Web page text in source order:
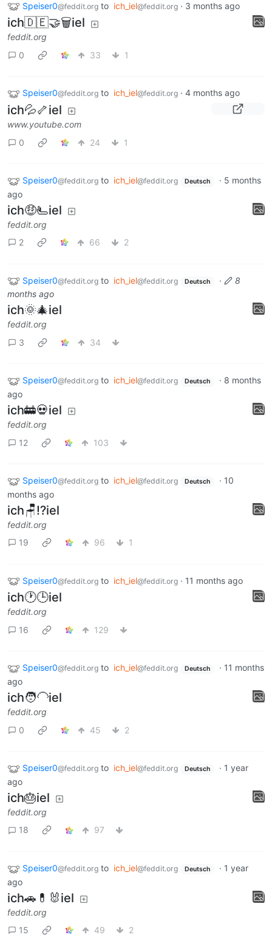
Speiser0@feddit.org to ich_iel@feddit.org · 3 months ago
ich🇩🇪🤝🗑️iel
feddit.org
0
33 1
Speiser0@feddit.org to ich_iel@feddit.org · 4 months ago
ich💦🦴iel
www.youtube.com
0
24 1
Speiser0@feddit.org to ich_iel@feddit.org Deutsch · 5 months
ago
ich🤑🫷iel
feddit.org
2
66 2
Speiser0@feddit.org to ich_iel@feddit.org Deutsch ·
8
months ago
ich🌞🎄iel
feddit.org
3
34
Speiser0@feddit.org to ich_iel@feddit.org Deutsch · 8 months
ago
ich🚋💀iel
feddit.org
12
103
Speiser0@feddit.org to ich_iel@feddit.org Deutsch · 10
months ago
ich🪑⁉iel
feddit.org
19
96 1
Speiser0@feddit.org to ich_iel@feddit.org · 11 months ago
ich🕐🕒iel
feddit.org
16
129
Speiser0@feddit.org to ich_iel@feddit.org Deutsch · 11 months
ago
ich🧑‍🦲iel
feddit.org
0
45 2
Speiser0@feddit.org to ich_iel@feddit.org Deutsch · 1 year
ago
ich🎂iel
feddit.org
18
97
Speiser0@feddit.org to ich_iel@feddit.org Deutsch · 1 year
ago
ich🚗💊🐰iel
feddit.org
15
49 2